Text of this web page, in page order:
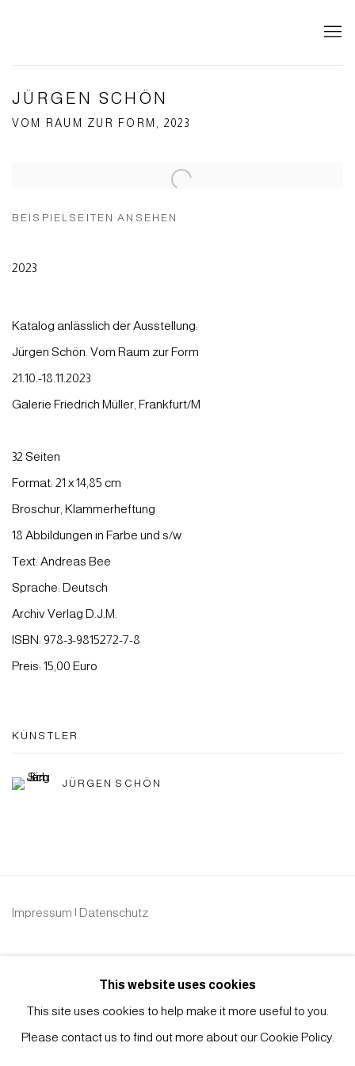
JÜRGEN SCHÖN
VOM RAUM ZUR FORM, 2023
Open a larger version of the following image in a popup:
BEISPIELSEITEN ANSEHEN
2023
Katalog anlässlich der Ausstellung:
Jürgen Schön. Vom Raum zur Form
21.10.-18.11.2023
Galerie Friedrich Müller, Frankfurt/M
32 Seiten
Format: 21 x 14,85 cm
Broschur, Klammerheftung
18 Abbildungen in Farbe und s/w
Text: Andreas Bee
Sprache: Deutsch
Archiv Verlag D.J.M.
ISBN: 978-3-9815272-7-8
Preis: 15,00 Euro
KÜNSTLER
JÜRGEN SCHÖN
Impressum | Datenschutz
Manage cookies
This website uses cookies
This site uses cookies to help make it more useful to you.
Please contact us to find out more about our Cookie Policy.